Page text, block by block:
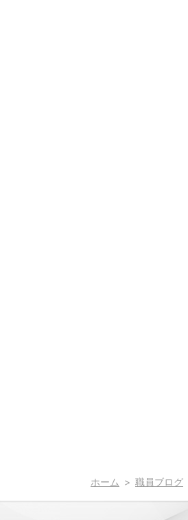
ホーム 職員ブログ